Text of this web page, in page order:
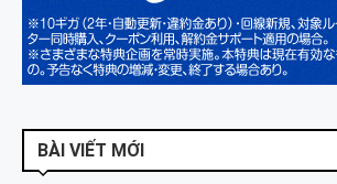
BÀI VIẾT MỚI